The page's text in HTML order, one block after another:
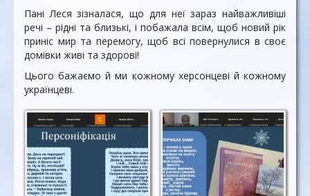
Пані Леся зізналася, що для неї зараз найважливіші
речі – рідні та близькі, і побажала всім, щоб новий рік
приніс мир та перемогу, щоб всі повернулися в своє
домівки живі та здорові!
Цього бажаємо й ми кожному херсонцеві й кожному
українцеві.